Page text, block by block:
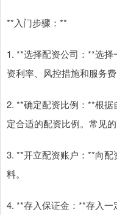
**入门步骤：**
1. **选择配资公司：**选
资利率、风控措施和服务费
2. **确定配资比例：**根
定合适的配资比例。常见
3. **开立配资账户：**向
料。
4. **存入保证金：**存入一